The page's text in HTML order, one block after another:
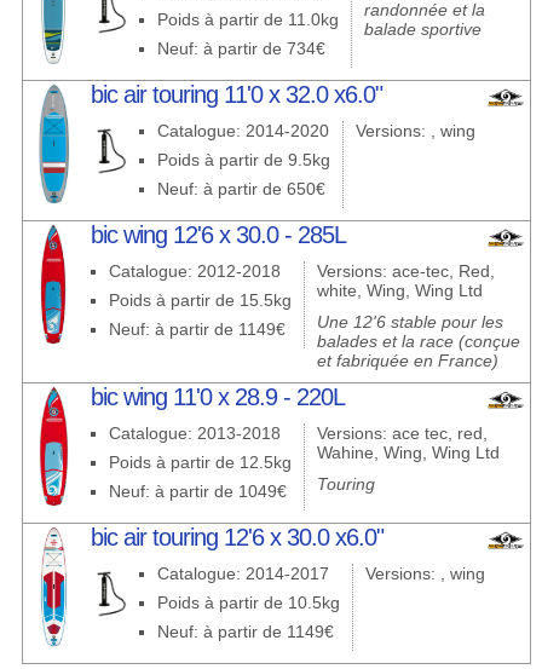
Poids à partir de 11.0kg
Neuf: à partir de 734€
randonnée et la
balade sportive
bic air touring 11'0 x 32.0 x6.0"
Catalogue: 2014-2020
Poids à partir de 9.5kg
Neuf: à partir de 650€
Versions: , wing
bic wing 12'6 x 30.0 - 285L
Catalogue: 2012-2018
Poids à partir de 15.5kg
Neuf: à partir de 1149€
Versions: ace-tec, Red,
white, Wing, Wing Ltd
Une 12'6 stable pour les
balades et la race (conçue
et fabriquée en France)
bic wing 11'0 x 28.9 - 220L
Catalogue: 2013-2018
Poids à partir de 12.5kg
Neuf: à partir de 1049€
Versions: ace tec, red,
Wahine, Wing, Wing Ltd
Touring
bic air touring 12'6 x 30.0 x6.0"
Catalogue: 2014-2017
Poids à partir de 10.5kg
Neuf: à partir de 1149€
Versions: , wing